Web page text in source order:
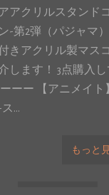
アクリルスタンド
-第2弾（パジャマ
きアクリル製マス
します！ 3点購入し
ーー 【アニメイト
ス…
もっと